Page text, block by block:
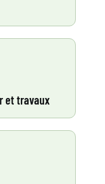
et travaux